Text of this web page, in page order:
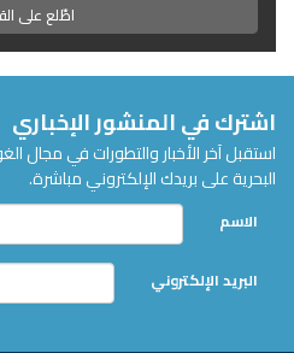
اطّلع على
اشترك في المنشور الإخباري
استقبل آخر الأخبار والتطورات في مجال
البحرية على بريدك الإلكتروني مباشرة.
الاسم
البريد الإلكتروني